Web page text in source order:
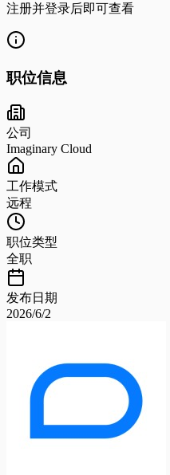
注册并登录后即可查看
职位信息
公司
Imaginary Cloud
工作模式
远程
职位类型
全职
发布日期
2026/6/2